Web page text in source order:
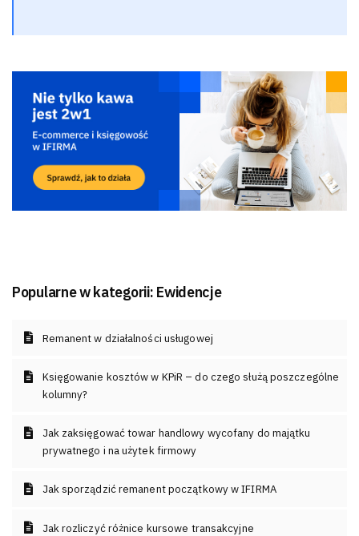
Popularne w kategorii: Ewidencje
Remanent w działalności usługowej
Księgowanie kosztów w KPiR – do czego służą poszczególne
kolumny?
Jak zaksięgować towar handlowy wycofany do majątku
prywatnego i na użytek firmowy
Jak sporządzić remanent początkowy w IFIRMA
Jak rozliczyć różnice kursowe transakcyjne